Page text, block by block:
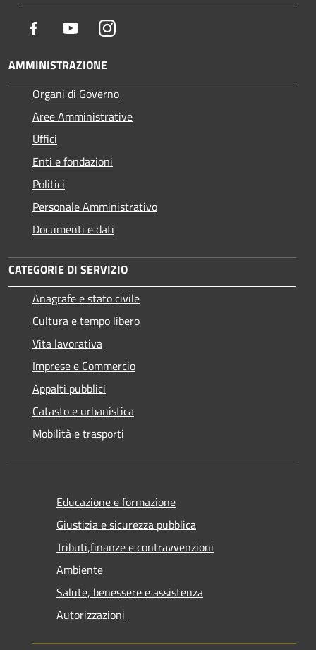
Facebook YoutubeInstagram
AMMINISTRAZIONE
Organi di Governo
Aree Amministrative
Uffici
Enti e fondazioni
Politici
Personale Amministrativo
Documenti e dati
CATEGORIE DI SERVIZIO
Anagrafe e stato civile
Cultura e tempo libero
Vita lavorativa
Imprese e Commercio
Appalti pubblici
Catasto e urbanistica
Mobilità e trasporti
Educazione e formazione
Giustizia e sicurezza pubblica
Tributi,finanze e contravvenzioni
Ambiente
Salute, benessere e assistenza
Autorizzazioni